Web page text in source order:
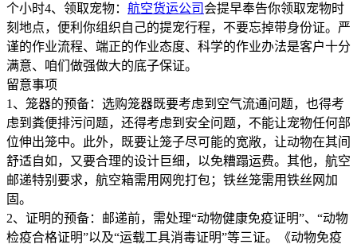
个小时4、领取宠物： 航空货运公司 会提早奉告你领取宠物时
刻地点，便利你组织自己的提宠行程，不要忘掉带身份证。严
谨的作业流程、端正的作业态度、科学的作业办法是客户十分
满意、咱们做强做大的底子保证。
留意事项
1、笼器的预备：选购笼器既要考虑到空气流通问题，也得考
虑到粪便排污问题，还得考虑到安全问题，不能让宠物任何部
位伸出笼中。此外，既要让笼子尽可能的宽敞，让动物在其间
舒适自如，又要合理的设计巨细，以免糟蹋运费。其他，航空
邮递特别要求，航空箱需用网兜打包；铁丝笼需用铁丝网加
固。
2、证明的预备：邮递前，需处理“动物健康免疫证明”、“动物
检疫合格证明”以及“运载工具消毒证明”等三证。《动物免疫